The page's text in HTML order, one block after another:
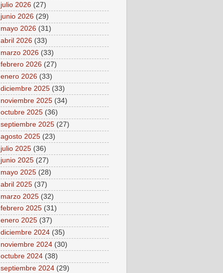
julio 2026 (27)
junio 2026 (29)
mayo 2026 (31)
abril 2026 (33)
marzo 2026 (33)
febrero 2026 (27)
enero 2026 (33)
diciembre 2025 (33)
noviembre 2025 (34)
octubre 2025 (36)
septiembre 2025 (27)
agosto 2025 (23)
julio 2025 (36)
junio 2025 (27)
mayo 2025 (28)
abril 2025 (37)
marzo 2025 (32)
febrero 2025 (31)
enero 2025 (37)
diciembre 2024 (35)
noviembre 2024 (30)
octubre 2024 (38)
septiembre 2024 (29)